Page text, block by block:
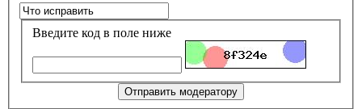
Введите код в поле ниже
Отправить модератору